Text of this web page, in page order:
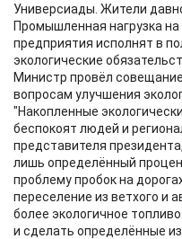
Универсиады. Жители
Промышленная нагрузка
предприятия исполнят в
экологические
Министр провёл
вопросам улучшения
"Накопленные
беспокоят людей и
представителя
лишь определённый
проблему пробок на
переселение из ветхого и
более экологичное
и сделать определённые